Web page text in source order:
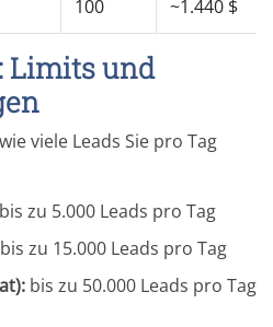
100 ~1.440 $
Limits und
viele Leads Sie pro Tag
bis zu 5.000 Leads pro Tag
bis zu 15.000 Leads pro Tag
bis zu 50.000 Leads pro Tag